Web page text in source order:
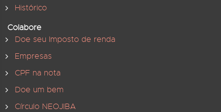
Histórico
Colabore
Doe seu Imposto de renda
Empresas
CPF na nota
Doe um bem
Círculo NEOJIBA